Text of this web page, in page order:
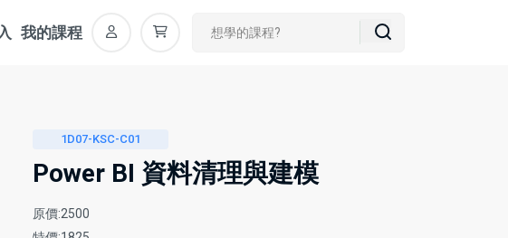
我的課程
1D07-KSC-C01
Power BI 資料清理與建模
原價:2500